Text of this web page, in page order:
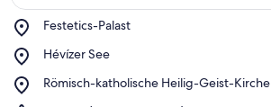
Festetics-Palast
Place,
Palast
Hévízer See
Place,
See
Römisch-katholische Heilig-Geist-Kirche
Place,